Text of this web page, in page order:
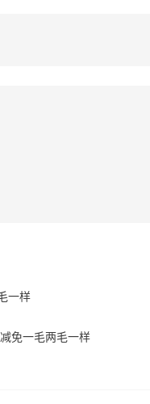
一样
免一毛两毛一样